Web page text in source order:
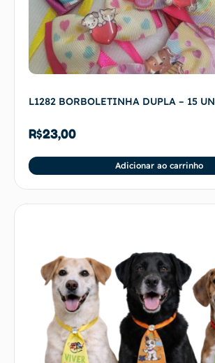
L1282 BORBOLETINHA DUPLA – 15 UN
R$23,00
Adicionar ao carrinho